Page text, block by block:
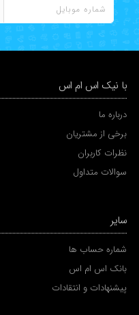
با نیک اس ام اس
درباره ما
برخی از مشتریان
نظرات کاربران
سوالات متداول
سایر
شماره حساب ها
بانک اس ام اس
پیشنهادات و انتقادات